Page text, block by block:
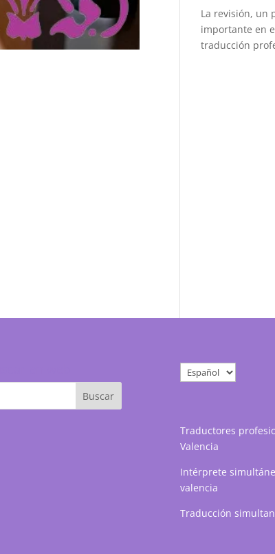
La revisión, un
importante en
traducción
Elegir
un
Traductores
Valencia
Intérprete
valencia
Traducción